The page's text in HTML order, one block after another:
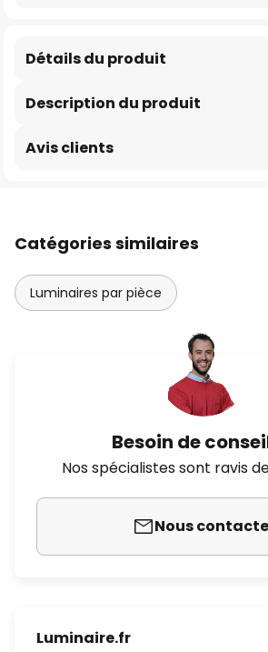
Description du produit
Détails du produit
Avis clients
Catégories similaires
Luminaires par pièce
Besoin de
Nos spécialistes sont ravis
Nous
Luminaire.fr